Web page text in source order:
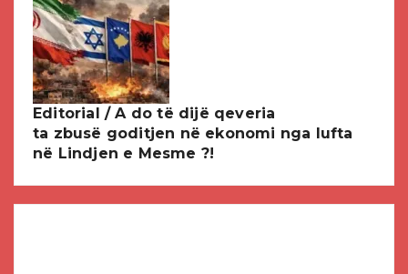
Editorial / A do të dijë qeveria
ta zbusë goditjen në ekonomi nga lufta
në Lindjen e Mesme ?!